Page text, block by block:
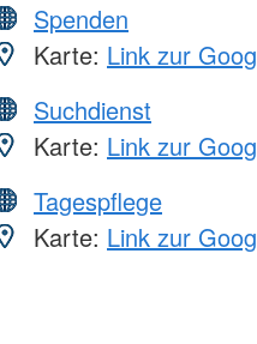
Spenden
Karte: Link zur
Suchdienst
Karte: Link zur
Tagespflege
Karte: Link zur